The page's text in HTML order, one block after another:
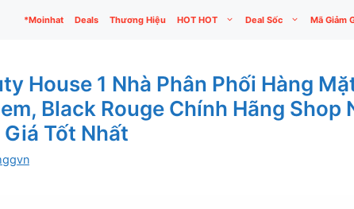
*Moinhat Deals Thương Hiệu HOT HOT Deal Sốc Mã Giảm
House 1 Nhà Phân Phối Hàng
Black Rouge Chính Hãng Shop
Tốt Nhất